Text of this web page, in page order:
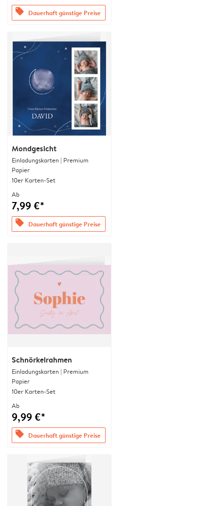
offers Dauerhaft günstige Preise
Mondgesicht
Einladungskarten | Premium
Papier
10er Karten-Set
Ab
7,99 €*
offers Dauerhaft günstige Preise
Schnörkelrahmen
Einladungskarten | Premium
Papier
10er Karten-Set
Ab
9,99 €*
offers Dauerhaft günstige Preise